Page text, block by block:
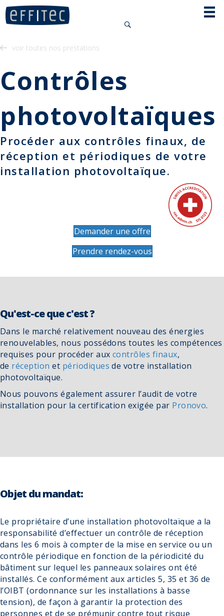
Panneau de gestion des cookies
voir toutes nos prestations
Contrôles
photovoltaïques
Procéder aux contrôles finaux, de
réception et périodiques de votre
installation photovoltaïque.
Demander une offre
Prendre rendez-vous
Qu'est-ce que c'est ?
Dans le marché relativement nouveau des énergies
renouvelables, nous possédons toutes les compétences
requises pour procéder aux contrôles finaux,
de réception et périodiques de votre installation
photovoltaïque.
Nous pouvons également assurer l’audit de votre
installation pour la certification exigée par Pronovo.
Objet du mandat:
Le propriétaire d’une installation photovoltaïque a la
responsabilité d’effectuer un contrôle de réception
dans les 6 mois à compter de la mise en service ou un
contrôle périodique en fonction de la périodicité du
bâtiment sur lequel les panneaux solaires ont été
installés. Ce conformément aux articles 5, 35 et 36 de
l’OIBT (ordonnance sur les installations à basse
tension), de façon à garantir la protection des
personnes et de se prémunir contre tout risque